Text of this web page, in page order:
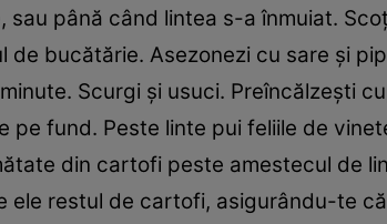
sau până când lintea s-a înmuiat.
de bucătărie. Asezonezi cu sare şi
Scurgi şi usuci. Preîncălzeşti
pe fund. Peste linte pui feliile de
din cartofi peste amestecul de
ele restul de cartofi, asigurându-te